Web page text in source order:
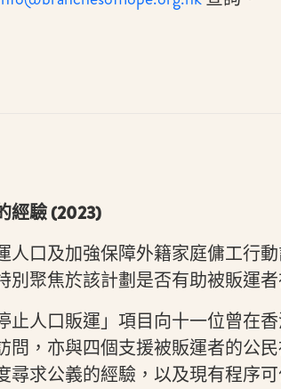
經驗 (2023)
人口及加強保障外籍家庭傭工行
別聚焦於該計劃是否有助被販運
止人口販運」項目向十一位曾在
問，亦與四個支援被販運者的公
尋求公義的經驗，以及現有程序